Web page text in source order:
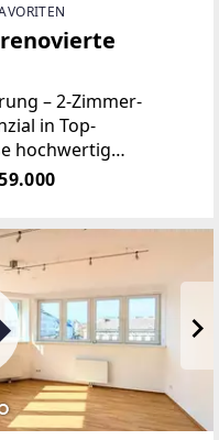
– 2-Zimmer-
in Top-
hochwertig
überzeugt
helle